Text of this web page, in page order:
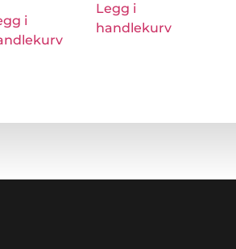
i
Legg i
handlekurv